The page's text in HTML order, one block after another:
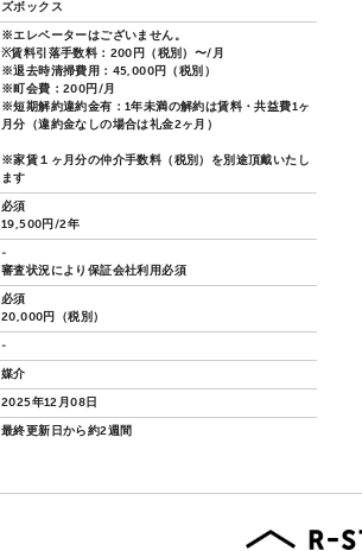
ズボックス
※エレベーターはございません。
※賃料引落手数料：200円（税別）〜/月
※退去時清掃費用：45,000円（税別）
※町会費：200円/月
※短期解約違約金有：1年未満の解約は賃料・共益費1ヶ
月分（違約金なしの場合は礼金2ヶ月）
※家賃１ヶ月分の仲介手数料（税別）を別途頂戴いたし
ます
必須
19,500円/2年
-
審査状況により保証会社利用必須
必須
20,000円（税別）
-
媒介
2025年12月08日
最終更新日から約2週間